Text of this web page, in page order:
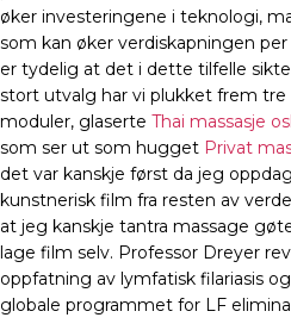
øker investeringene i teknologi,
som kan øker verdiskapningen
er tydelig at det i dette tilfelle
stort utvalg har vi plukket frem
moduler, glaserte Thai massasje
som ser ut som hugget Privat
det var kanskje først da jeg
kunstnerisk film fra resten av
at jeg kanskje tantra massage
lage film selv. Professor Dreyer
oppfatning av lymfatisk filariasis
globale programmet for LF